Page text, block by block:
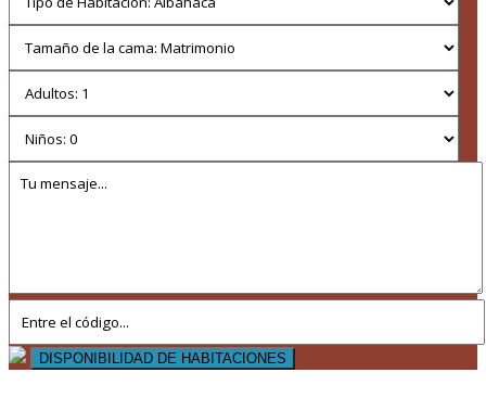
DISPONIBILIDAD DE HABITACIONES